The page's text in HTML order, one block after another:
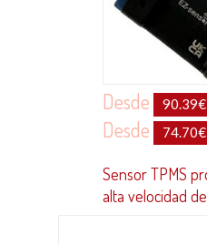
Desde 90.39€
Desde
74.70€
Sensor TPMS
alta velocidad